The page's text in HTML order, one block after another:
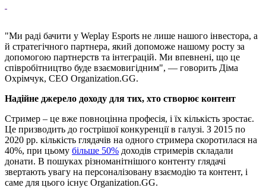
"Ми раді бачити у Weplay Esports не лише нашого інвестора, а
й стратегічного партнера, який допоможе нашому росту за
допомогою партнерств та інтеграцій. Ми впевнені, що це
співробітництво буде взаємовигідним", — говорить Діма
Охрімчук, CEO Organization.GG.
Надійне джерело доходу для тих, хто створює контент
Стример – це вже повноцінна професія, і їх кількість зростає.
Це призводить до гострішої конкуренції в галузі. З 2015 по
2020 рр. кількість глядачів на одного стримера скоротилася на
40%, при цьому більше 50% доходів стримерів складали
донати. В пошуках різноманітнішого контенту глядачі
звертають увагу на персоналізовану взаємодію та контент, і
саме для цього існує Organization.GG.